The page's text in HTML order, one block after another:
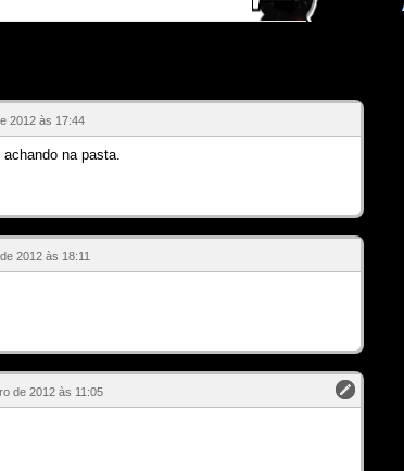
2012 às 17:44
na pasta.
2012 às 18:11
de 2012 às 11:05